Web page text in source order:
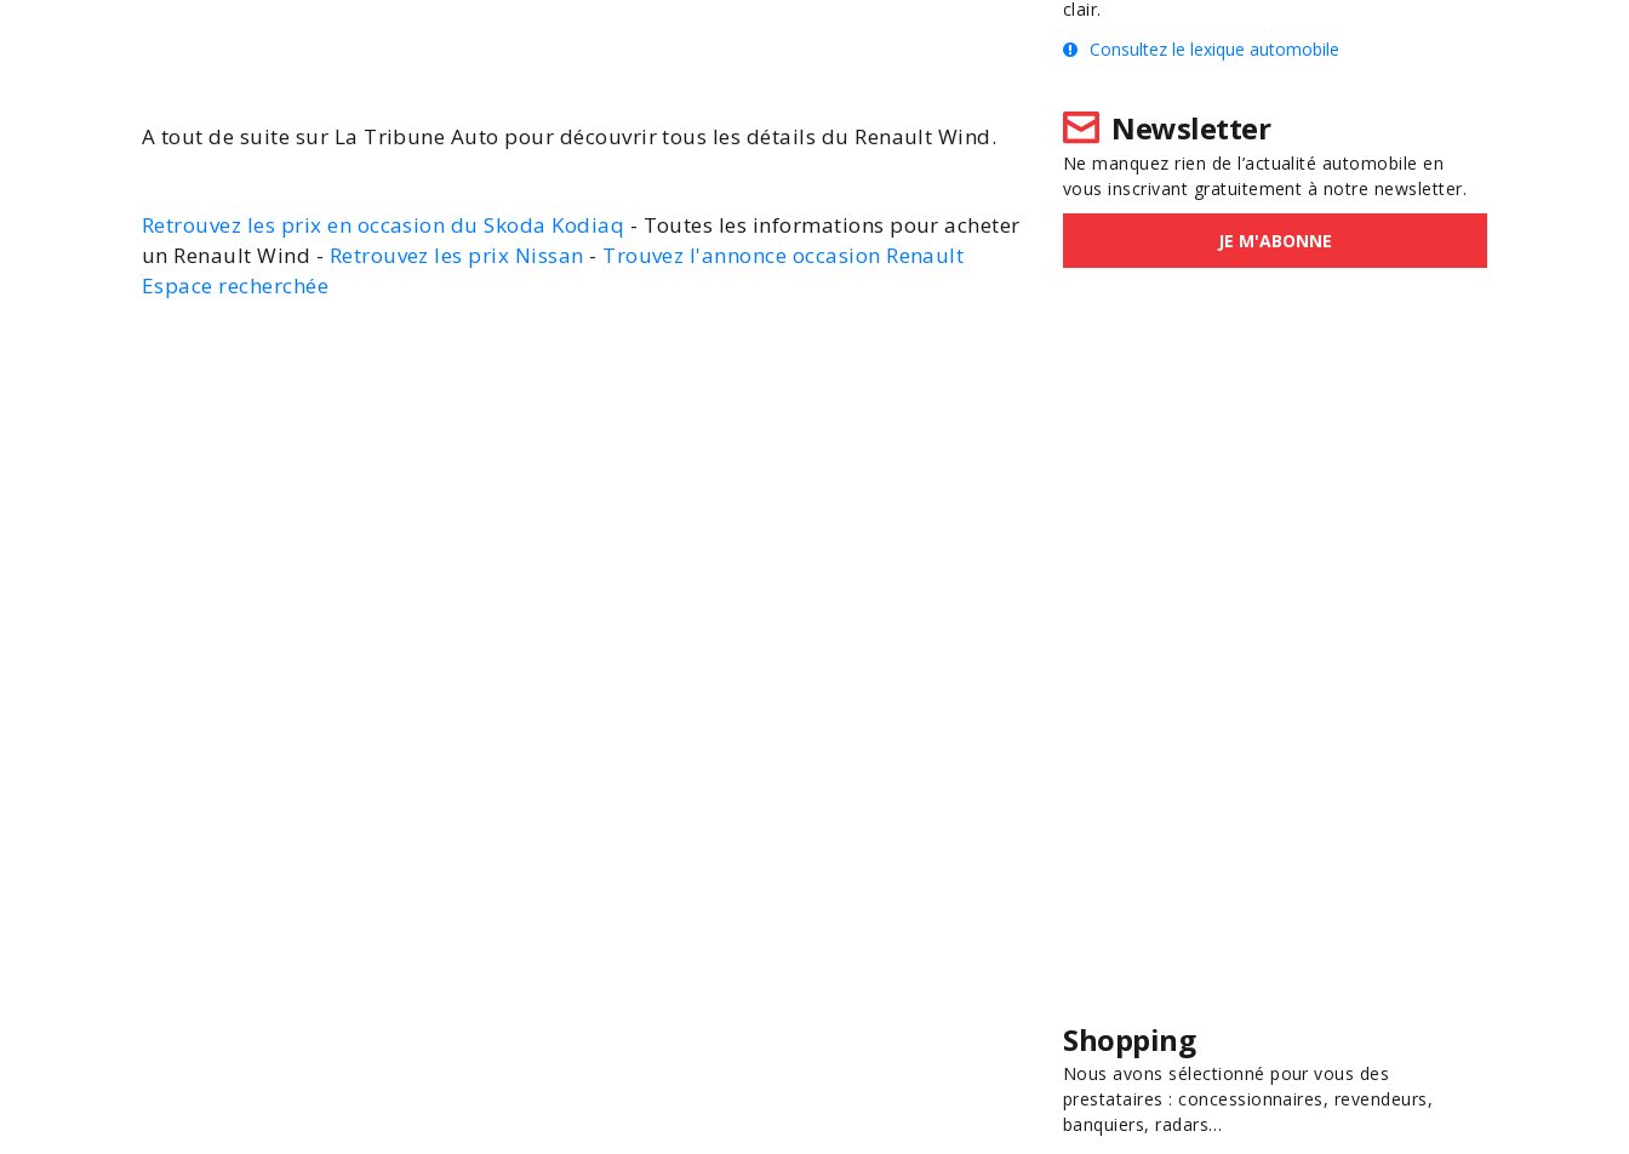
A tout de suite sur La Tribune Auto pour découvrir tous les détails du Renault Wind.
Retrouvez les prix en occasion du Skoda Kodiaq - Toutes les informations pour acheter
un Renault Wind - Retrouvez les prix Nissan - Trouvez l'annonce occasion Renault
Espace recherchée
clair.
Consultez le lexique automobile
Newsletter
Ne manquez rien de l’actualité automobile en
vous inscrivant gratuitement à notre newsletter.
JE M'ABONNE
Shopping
Nous avons sélectionné pour vous des
prestataires : concessionnaires, revendeurs,
banquiers, radars…